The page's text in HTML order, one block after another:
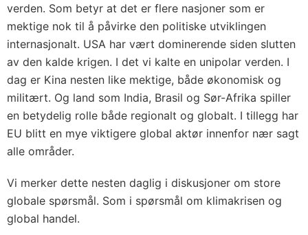
verden. Som betyr at det er flere nasjoner som er
mektige nok til å påvirke den politiske utviklingen
internasjonalt. USA har vært dominerende siden slutten
av den kalde krigen. I det vi kalte en unipolar verden. I
dag er Kina nesten like mektige, både økonomisk og
militært. Og land som India, Brasil og Sør-Afrika spiller
en betydelig rolle både regionalt og globalt. I tillegg har
EU blitt en mye viktigere global aktør innenfor nær sagt
alle områder.
Vi merker dette nesten daglig i diskusjoner om store
globale spørsmål. Som i spørsmål om klimakrisen og
global handel.